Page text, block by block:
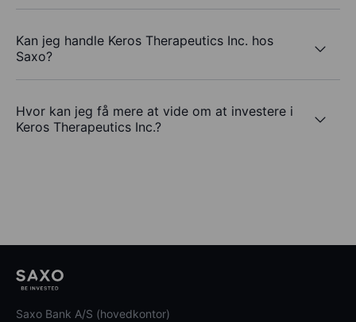
Kan jeg handle Keros Therapeutics Inc. hos
Saxo?
Hvor kan jeg få mere at vide om at investere i
Keros Therapeutics Inc.?
Saxo Bank A/S (hovedkontor)